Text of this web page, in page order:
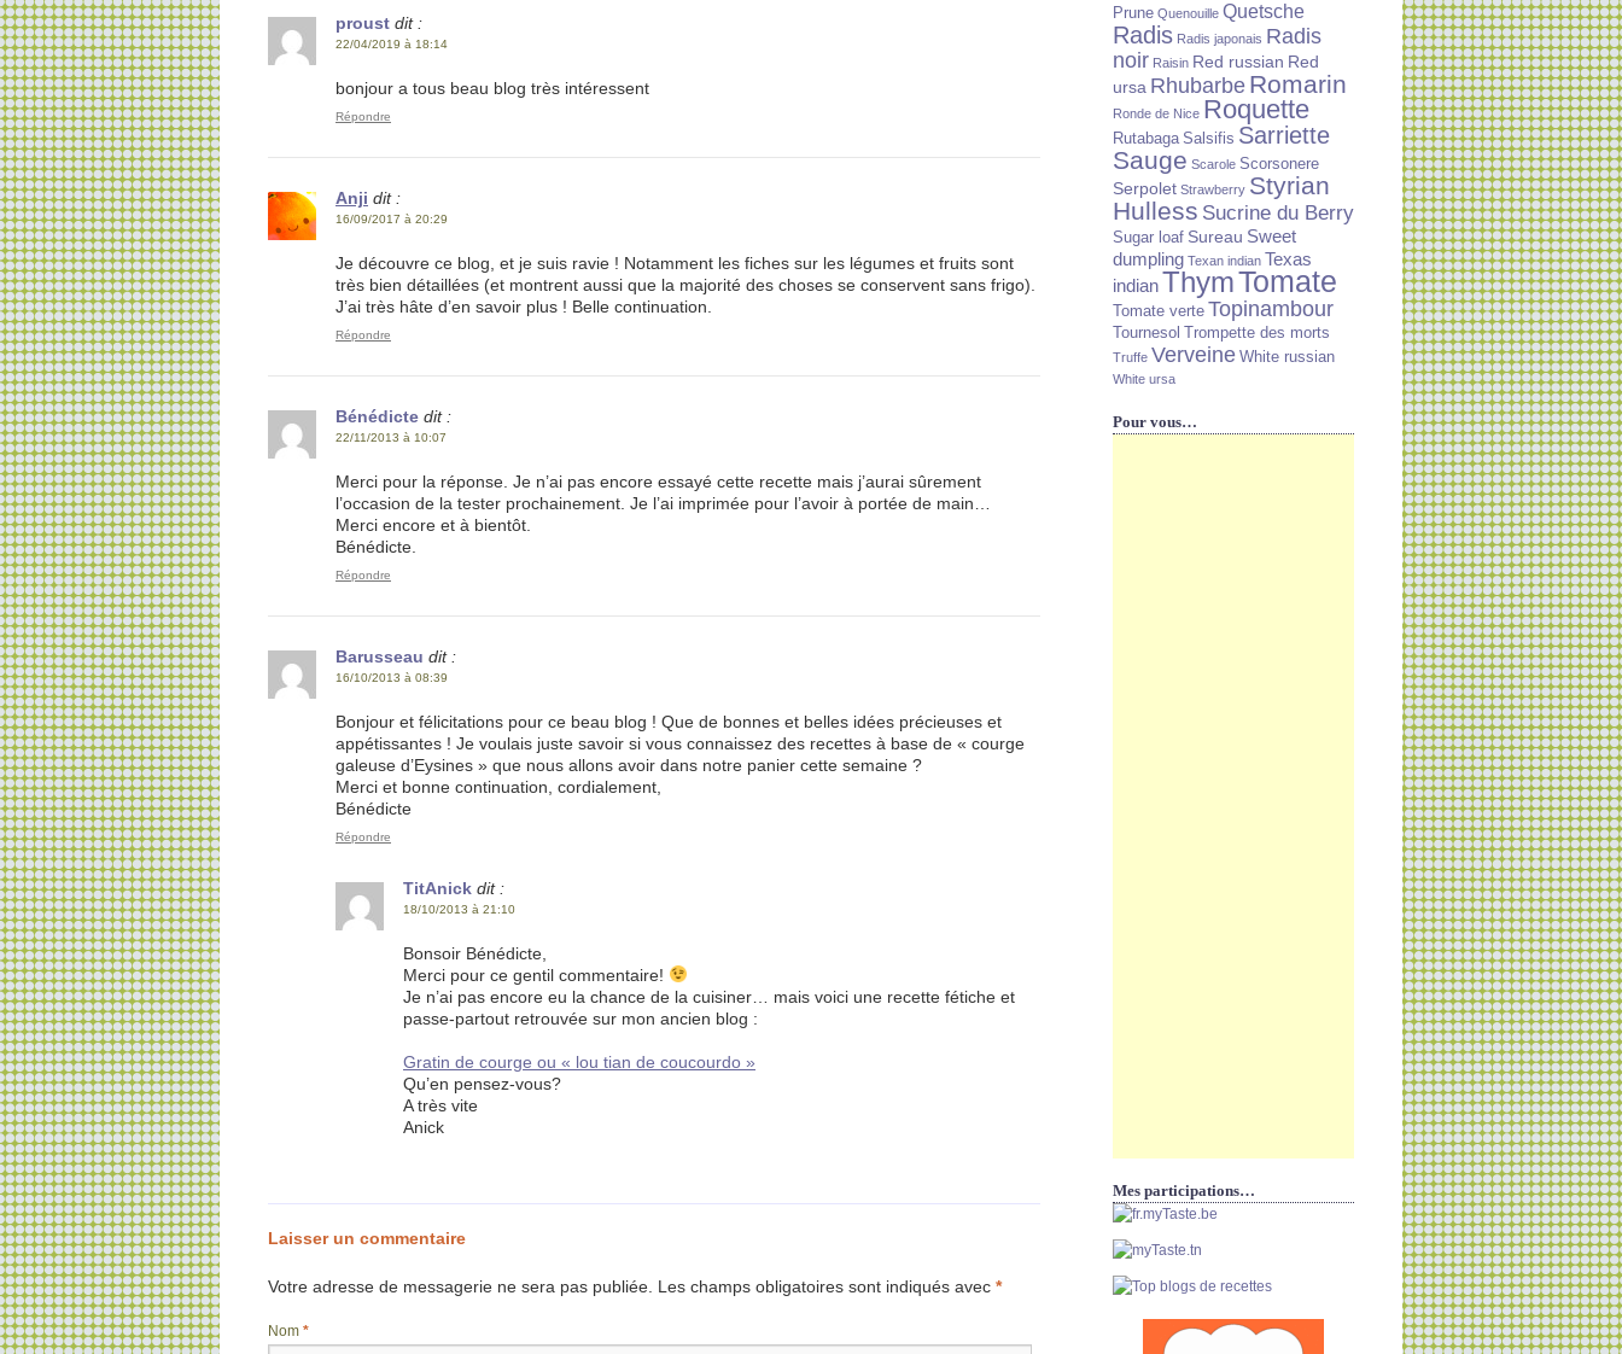
proust dit :
22/04/2019 à 18:14
bonjour a tous beau blog très intéressent
Répondre
Anji dit :
16/09/2017 à 20:29
Je découvre ce blog, et je suis ravie ! Notamment les fiches sur les légumes et fruits sont
très bien détaillées (et montrent aussi que la majorité des choses se conservent sans frigo).
J’ai très hâte d’en savoir plus ! Belle continuation.
Répondre
Bénédicte dit :
22/11/2013 à 10:07
Merci pour la réponse. Je n’ai pas encore essayé cette recette mais j’aurai sûrement
l’occasion de la tester prochainement. Je l’ai imprimée pour l’avoir à portée de main…
Merci encore et à bientôt.
Bénédicte.
Répondre
Barusseau dit :
16/10/2013 à 08:39
Bonjour et félicitations pour ce beau blog ! Que de bonnes et belles idées précieuses et
appétissantes ! Je voulais juste savoir si vous connaissez des recettes à base de « courge
galeuse d’Eysines » que nous allons avoir dans notre panier cette semaine ?
Merci et bonne continuation, cordialement,
Bénédicte
Répondre
TitAnick dit :
18/10/2013 à 21:10
Bonsoir Bénédicte,
Merci pour ce gentil commentaire!
Je n’ai pas encore eu la chance de la cuisiner… mais voici une recette fétiche et
passe-partout retrouvée sur mon ancien blog :
Gratin de courge ou « lou tian de coucourdo »
Qu’en pensez-vous?
A très vite
Anick
Laisser un commentaire
Votre adresse de messagerie ne sera pas publiée. Les champs obligatoires sont indiqués avec *
Nom *
Prune Quenouille Quetsche
Radis Radis japonais Radis
noir Raisin Red russian Red
ursa Rhubarbe Romarin
Ronde de Nice Roquette
Rutabaga Salsifis Sarriette
Sauge Scarole Scorsonere
Serpolet Strawberry Styrian
Hulless Sucrine du Berry
Sugar loaf Sureau Sweet
dumpling Texan indian Texas
indianThymTomate
Tomate verte Topinambour
Tournesol Trompette des morts
Truffe Verveine White russian
White ursa
Pour vous…
Mes participations…